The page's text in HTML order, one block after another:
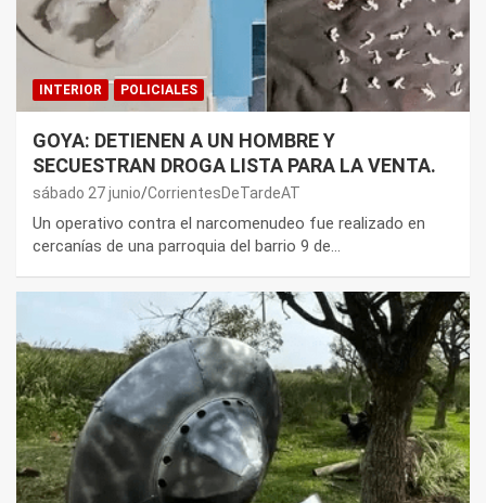
INTERIOR POLICIALES
GOYA: DETIENEN A UN HOMBRE Y
SECUESTRAN DROGA LISTA PARA LA VENTA.
sábado 27 junio CorrientesDeTardeAT
Un operativo contra el narcomenudeo fue realizado en
cercanías de una parroquia del barrio 9 de…